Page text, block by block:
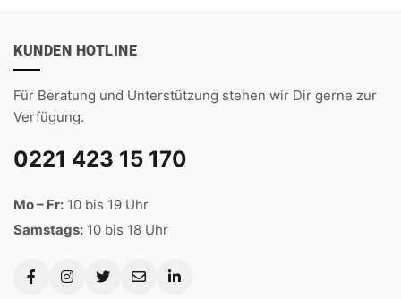
KUNDEN HOTLINE
Für Beratung und Unterstützung stehen wir Dir gerne zur
Verfügung.
0221 423 15 170
Mo – Fr: 10 bis 19 Uhr
Samstags: 10 bis 18 Uhr